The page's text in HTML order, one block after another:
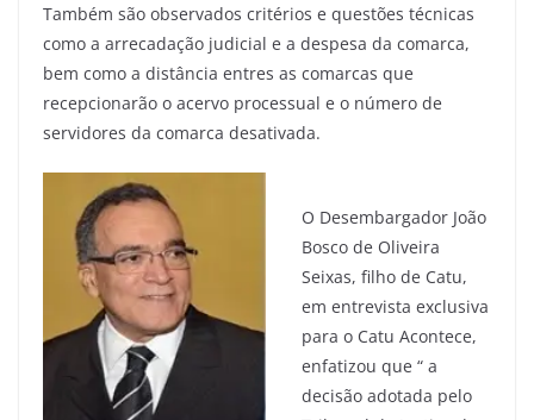
Também são observados critérios e questões técnicas
como a arrecadação judicial e a despesa da comarca,
bem como a distância entres as comarcas que
recepcionarão o acervo processual e o número de
servidores da comarca desativada.
O Desembargador João
Bosco de Oliveira
Seixas, filho de Catu,
em entrevista exclusiva
para o Catu Acontece,
enfatizou que “ a
decisão adotada pelo